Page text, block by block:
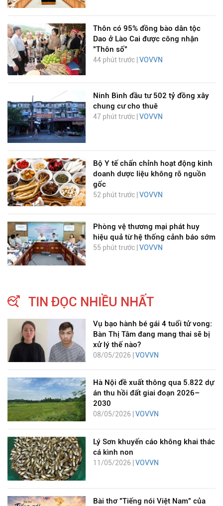
Thôn có 95% đồng bào dân tộc
Dao ở Lào Cai được công nhận
"Thôn số"
44 phút trước | VOVVN
Ninh Bình đầu tư 502 tỷ đồng xây
chung cư cho thuê
47 phút trước | VOVVN
Bộ Y tế chấn chỉnh hoạt động kinh
doanh dược liệu không rõ nguồn
gốc
52 phút trước | VOVVN
Phòng vệ thương mại phát huy
hiệu quả từ hệ thống cảnh báo sớm
55 phút trước | VOVVN
TIN ĐỌC NHIỀU NHẤT
Vụ bạo hành bé gái 4 tuổi tử vong:
Bàn Thị Tâm đang mang thai sẽ bị
xử lý thế nào?
08/05/2026 |VOVVN
Hà Nội đề xuất thông qua 5.822 dự
án thu hồi đất giai đoạn 2026–
2030
08/05/2026 | VOVVN
Lý Sơn khuyến cáo không khai thác
cá kình non
11/05/2026 | VOVVN
Bài thơ "Tiếng nói Việt Nam" của